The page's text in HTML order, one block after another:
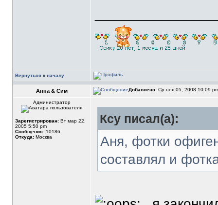
Вернуться к началу
Анна & Сим Добавлено: Ср ноя 05, 2008 10:09
Администратор
Зарегистрирован: Вт мар 22,
2005 5:50 pm
Сообщения: 10186
Откуда: Москва
Ксу писал(а):
Аня, фотки
составлял и